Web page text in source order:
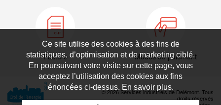
Facture Modes de paiement
© 2026 Services industriels de Delémont. Tous
droits réservés
Ce site utilise des cookies à des fins de
statistiques, d’optimisation et de marketing ciblé.
En poursuivant votre visite sur cette page, vous
acceptez l’utilisation des cookies aux fins
énoncées ci-dessus. En savoir plus.